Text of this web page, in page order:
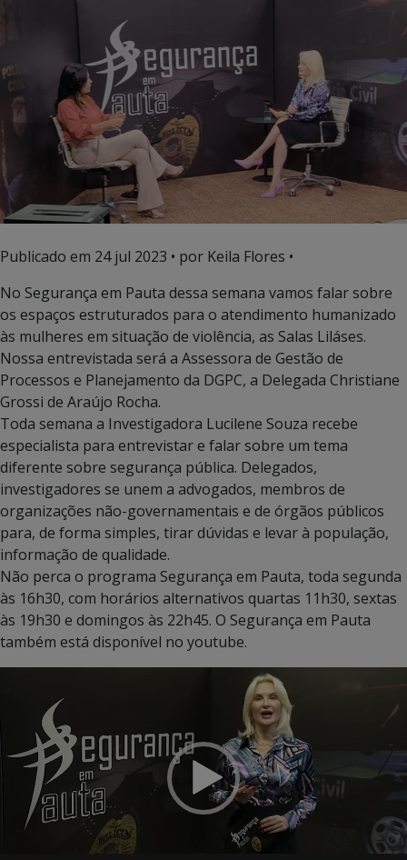
Publicado em 24 jul 2023 • por Keila Flores •
No Segurança em Pauta dessa semana vamos falar sobre
os espaços estruturados para o atendimento humanizado
às mulheres em situação de violência, as Salas Liláses.
Nossa entrevistada será a Assessora de Gestão de
Processos e Planejamento da DGPC, a Delegada Christiane
Grossi de Araújo Rocha.
Toda semana a Investigadora Lucilene Souza recebe
especialista para entrevistar e falar sobre um tema
diferente sobre segurança pública. Delegados,
investigadores se unem a advogados, membros de
organizações não-governamentais e de órgãos públicos
para, de forma simples, tirar dúvidas e levar à população,
informação de qualidade.
Não perca o programa Segurança em Pauta, toda segunda
às 16h30, com horários alternativos quartas 11h30, sextas
às 19h30 e domingos às 22h45. O Segurança em Pauta
também está disponível no youtube.